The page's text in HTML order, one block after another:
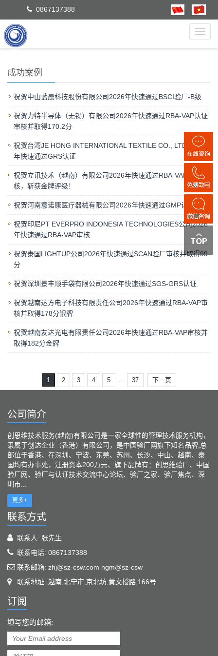
0867137388
成功案例
祝贺中山蓝晨科技股份有限公司2026年快速通过BSCI验厂-B级
祝贺力特半导体（无锡）有限公司2026年快速通过RBA-VAP认证
审核并取得170.2分
祝贺台湾JE HONG INTERNATIONAL TEXTILE CO., LTD 2026
年快速通过GRS认证
祝贺立讯技术（越南）有限公司2026年快速通过RBA-VAP认证审
核，斩获金牌评级！
祝贺河南意诺康医疗器械有限公司2026年快速通过GMP认证
祝贺印尼PT EVERPRO INDONESIA TECHNOLOGIES公司2026
年快速通过RBA-VAP审核
祝贺泰国LIGHTUP公司2026年快速通过SCAN验厂审核并取得99
分
祝贺深圳景丰顺手袋有限公司2026年快速通过SGS-GRS认证
祝贺越南达方电子科技有限责任公司2026年快速通过RBA-VAP审
核并取得178分银牌
祝贺越南友达光电有限责任公司2026年快速通过RBA-VAP审核并
取得182分金牌
1 2 3 4 5 37 下一页
公司简介
创思维技术服务(越南)有限公司是一家全球性的管理技术服务机构，
隶属于创达企业（香港）有限公司，是中国验厂网旗下知名品牌,总
部位于香港、在深圳、宁波、东莞、苏州、长沙、中山、越南、泰
国均有办事处，注册资本200万元、旗下品牌有：创思维验厂、中国
验厂网、验厂与认证技术交流中心论坛、验厂之家、验厂焦点、深
圳市...
更多+
联系方式
联系人: 张先生
联系电话: 0867137388
联系邮箱: zhj@sz-csw.com hgm@sz-csw
联系地址: 越南,北宁市,京北坊,黄文授路,166号
订阅
填写您的邮箱: